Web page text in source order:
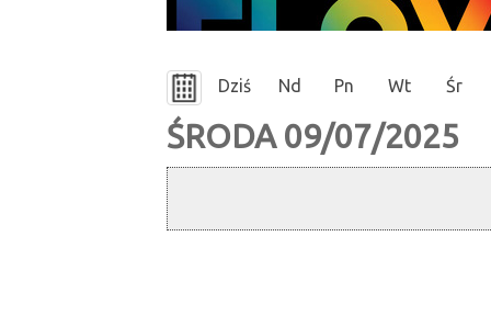
Dziś Nd Pn Wt Śr
ŚRODA 09/07/2025